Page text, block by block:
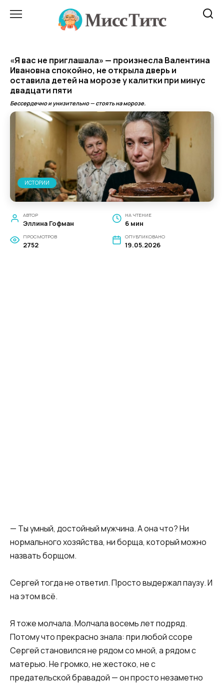
«Я вас не приглашала» — произнесла Валентина
Ивановна спокойно, не открылa дверь и
оставила детей на морозе у калитки при минус
двадцати пяти
Бессердечно и унизительно — стоять на морозе.
ИСТОРИИ
АВТОР
Эллина Гофман
НА ЧТЕНИЕ
6 мин
ПРОСМОТРОВ
2752
ОПУБЛИКОВАНО
19.05.2026
— Ты умный, достойный мужчина. А она что? Ни
нормального хозяйства, ни борща, который можно
назвать борщом.
Сергей тогда не ответил. Просто выдержал паузу. И
на этом всё.
Я тоже молчала. Молчала восемь лет подряд.
Потому что прекрасно знала: при любой ссоре
Сергей становился не рядом со мной, а рядом с
матерью. Не громко, не жестоко, не с
предательской бравадой — он просто незаметно